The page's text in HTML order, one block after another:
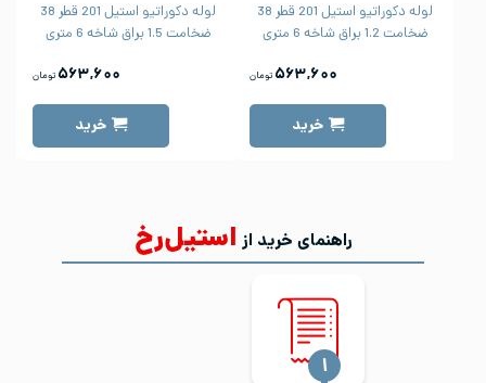
لوله دکوراتیو استیل 201 قطر 38
ضخامت 1.2 براق شاخه 6 متری
۵۶۳,۶۰۰ تومان
خرید
لوله دکوراتیو استیل 201 قطر 38
ضخامت 1.5 براق شاخه 6 متری
۵۶۳,۶۰۰ تومان
خرید
راهنمای خرید از استیل‌رخ
‍۱